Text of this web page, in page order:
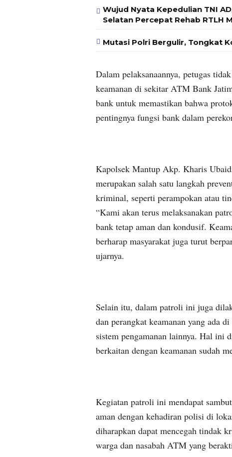
Wujud Nyata Kepedulian TNI
Selatan Percepat Rehab RTLH
Mutasi Polri Bergulir, Tongkat
Dalam pelaksanaannya, petugas
keamanan di sekitar ATM Bank
bank untuk memastikan bahwa
pentingnya fungsi bank dalam
Kapolsek Mantup Akp. Kharis
merupakan salah satu langkah
kriminal, seperti perampokan atau
“Kami akan terus melaksanakan
bank tetap aman dan kondusif.
berharap masyarakat juga turut
ujarnya.
Selain itu, dalam patroli ini juga
dan perangkat keamanan yang ada
sistem pengamanan lainnya. Hal ini
berkaitan dengan keamanan sudah
Kegiatan patroli ini mendapat
aman dengan kehadiran polisi di
diharapkan dapat mencegah tindak
warga dan nasabah ATM yang